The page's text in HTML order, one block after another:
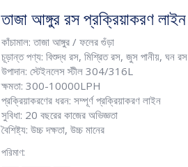
তাজা আঙ্গুর রস প্রক্রিয়াকরণ লাইন
কাঁচামাল: তাজা আঙ্গুর / ফলের গুঁড়া
চূড়ান্ত পণ্য: বিশুদ্ধ রস, মিশ্রিত রস, জুস পানীয়, ঘন রস
উপাদান: স্টেইনলেস স্টীল 304/316L
ক্ষমতা: 300-10000LPH
প্রক্রিয়াকরণের ধরন: সম্পূর্ণ প্রক্রিয়াকরণ লাইন
সুবিধা: 20 বছরের কাজের অভিজ্ঞতা
বৈশিষ্ট্য: উচ্চ দক্ষতা, উচ্চ মানের
পরিমাণ: